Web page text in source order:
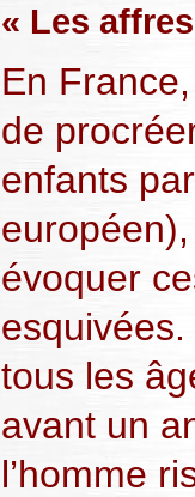
« Les
En
de
enfants
évoquer
tous les
avant un
l’homme